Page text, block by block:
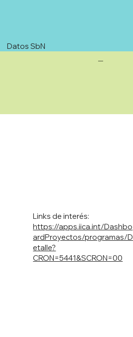
Datos SbN
—
https://apps.iica.int/Dashbo
ardProyectos/programas/D
etalle?
CRON=5441&SCRON=00
Links de interés: